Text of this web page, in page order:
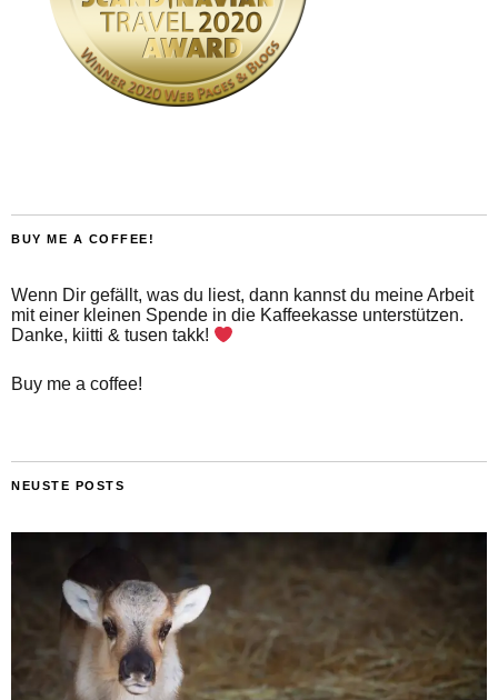
BUY ME A COFFEE!
Wenn Dir gefällt, was du liest, dann kannst du meine Arbeit
mit einer kleinen Spende in die Kaffeekasse unterstützen.
Danke, kiitti & tusen takk!
Buy me a coffee!
NEUSTE POSTS